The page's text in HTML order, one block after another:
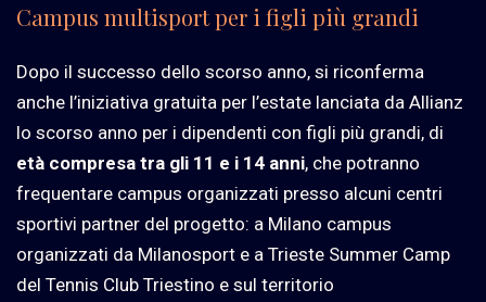
Campus multisport per i figli più grandi
Dopo il successo dello scorso anno, si riconferma
anche l’iniziativa gratuita per l’estate lanciata da Allianz
lo scorso anno per i dipendenti con figli più grandi, di
età compresa tra gli 11 e i 14 anni, che potranno
frequentare campus organizzati presso alcuni centri
sportivi partner del progetto: a Milano campus
organizzati da Milanosport e a Trieste Summer Camp
del Tennis Club Triestino e sul territorio